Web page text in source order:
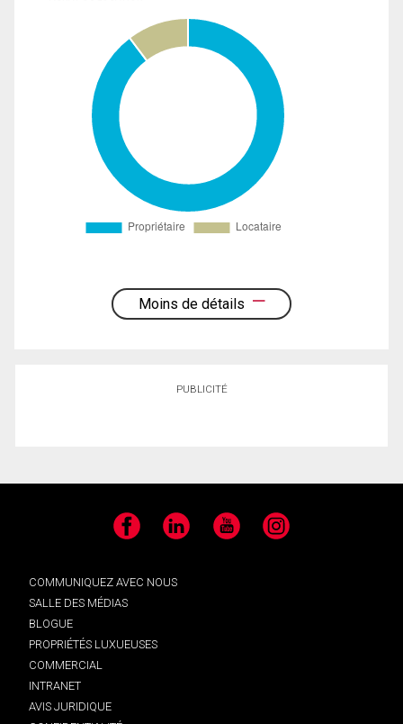
Moins de détails
PUBLICITÉ
Facebook LinkedIn YouTube Instagram
COMMUNIQUEZ AVEC NOUS
SALLE DES MÉDIAS
BLOGUE
PROPRIÉTÉS LUXUEUSES
COMMERCIAL
INTRANET
AVIS JURIDIQUE